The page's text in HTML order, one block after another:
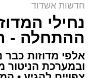
חדשות אשדוד
נחילי
ההתחלה -
אלפי מדוזות כבר
ובמערכת הניטור